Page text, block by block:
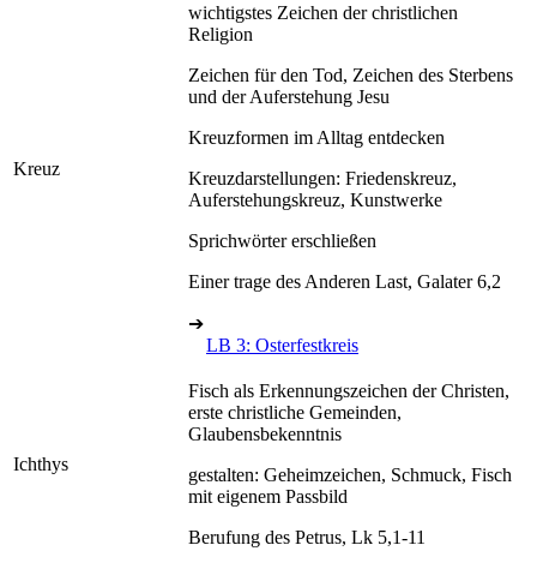
Kreuz
wichtigstes Zeichen der christlichen
Religion
Zeichen für den Tod, Zeichen des Sterbens
und der Auferstehung Jesu
Kreuzformen im Alltag entdecken
Kreuzdarstellungen: Friedenskreuz,
Auferstehungskreuz, Kunstwerke
Sprichwörter erschließen
Einer trage des Anderen Last, Galater 6,2
➔
LB 3: Osterfestkreis
Ichthys
Fisch als Erkennungszeichen der Christen,
erste christliche Gemeinden,
Glaubensbekenntnis
gestalten: Geheimzeichen, Schmuck, Fisch
mit eigenem Passbild
Berufung des Petrus, Lk 5,1-11